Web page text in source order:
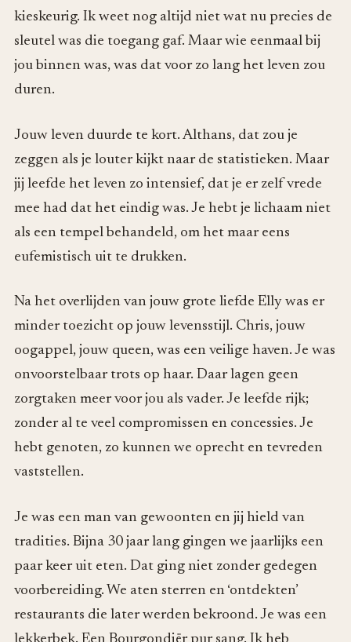
kieskeurig. Ik weet nog altijd niet wat nu precies de
sleutel was die toegang gaf. Maar wie eenmaal bij
jou binnen was, was dat voor zo lang het leven zou
duren.
Jouw leven duurde te kort. Althans, dat zou je
zeggen als je louter kijkt naar de statistieken. Maar
jij leefde het leven zo intensief, dat je er zelf vrede
mee had dat het eindig was. Je hebt je lichaam niet
als een tempel behandeld, om het maar eens
eufemistisch uit te drukken.
Na het overlijden van jouw grote liefde Elly was er
minder toezicht op jouw levensstijl. Chris, jouw
oogappel, jouw queen, was een veilige haven. Je was
onvoorstelbaar trots op haar. Daar lagen geen
zorgtaken meer voor jou als vader. Je leefde rijk;
zonder al te veel compromissen en concessies. Je
hebt genoten, zo kunnen we oprecht en tevreden
vaststellen.
Je was een man van gewoonten en jij hield van
tradities. Bijna 30 jaar lang gingen we jaarlijks een
paar keer uit eten. Dat ging niet zonder gedegen
voorbereiding. We aten sterren en ‘ontdekten’
restaurants die later werden bekroond. Je was een